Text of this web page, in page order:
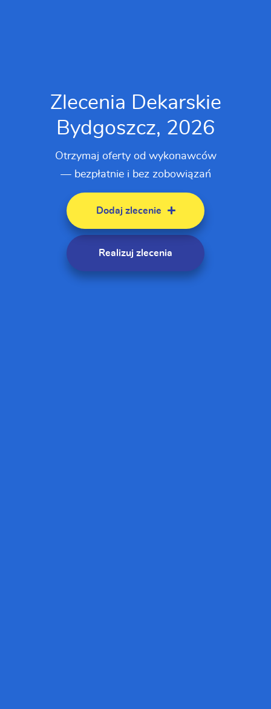
Zlecenia Dekarskie
Bydgoszcz, 2026
Otrzymaj oferty od wykonawców
— bezpłatnie i bez zobowiązań
Dodaj zlecenie
Realizuj zlecenia